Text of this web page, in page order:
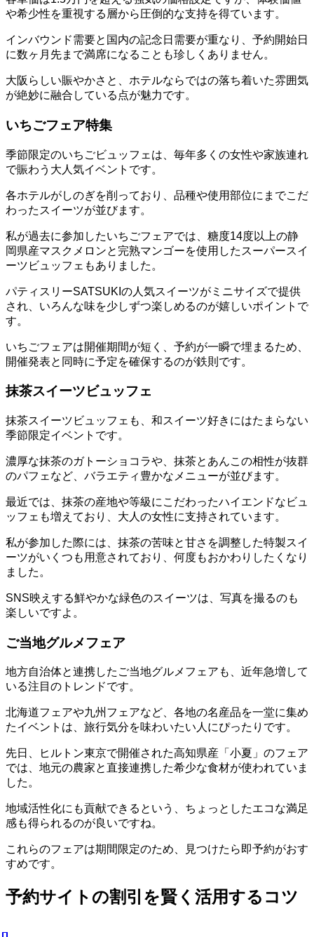
や希少性を重視する層から圧倒的な支持を得ています。
インバウンド需要と国内の記念日需要が重なり、予約開始日
に数ヶ月先まで満席になることも珍しくありません。
大阪らしい賑やかさと、ホテルならではの落ち着いた雰囲気
が絶妙に融合している点が魅力です。
いちごフェア特集
季節限定のいちごビュッフェは、毎年多くの女性や家族連れ
で賑わう大人気イベントです。
各ホテルがしのぎを削っており、品種や使用部位にまでこだ
わったスイーツが並びます。
私が過去に参加したいちごフェアでは、糖度14度以上の静
岡県産マスクメロンと完熟マンゴーを使用したスーパースイ
ーツビュッフェもありました。
パティスリーSATSUKIの人気スイーツがミニサイズで提供
され、いろんな味を少しずつ楽しめるのが嬉しいポイントで
す。
いちごフェアは開催期間が短く、予約が一瞬で埋まるため、
開催発表と同時に予定を確保するのが鉄則です。
抹茶スイーツビュッフェ
抹茶スイーツビュッフェも、和スイーツ好きにはたまらない
季節限定イベントです。
濃厚な抹茶のガトーショコラや、抹茶とあんこの相性が抜群
のパフェなど、バラエティ豊かなメニューが並びます。
最近では、抹茶の産地や等級にこだわったハイエンドなビュ
ッフェも増えており、大人の女性に支持されています。
私が参加した際には、抹茶の苦味と甘さを調整した特製スイ
ーツがいくつも用意されており、何度もおかわりしたくなり
ました。
SNS映えする鮮やかな緑色のスイーツは、写真を撮るのも
楽しいですよ。
ご当地グルメフェア
地方自治体と連携したご当地グルメフェアも、近年急増して
いる注目のトレンドです。
北海道フェアや九州フェアなど、各地の名産品を一堂に集め
たイベントは、旅行気分を味わいたい人にぴったりです。
先日、ヒルトン東京で開催された高知県産「小夏」のフェア
では、地元の農家と直接連携した希少な食材が使われていま
した。
地域活性化にも貢献できるという、ちょっとしたエコな満足
感も得られるのが良いですね。
これらのフェアは期間限定のため、見つけたら即予約がおす
すめです。
予約サイトの割引を賢く活用するコツ